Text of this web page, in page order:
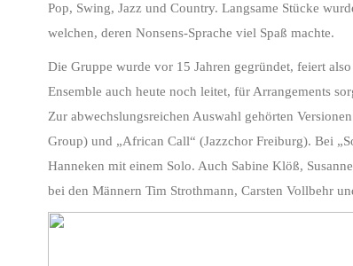
Pop, Swing, Jazz und Country. Langsame Stücke
welchen, deren Nonsens-Sprache viel Spaß machte.
Die Gruppe wurde vor 15 Jahren gegründet, feiert
Ensemble auch heute noch leitet, für Arrangements
Zur abwechslungsreichen Auswahl gehörten
Group) und „African Call“ (Jazzchor Freiburg). Bei
Hanneken mit einem Solo. Auch Sabine Klöß,
bei den Männern Tim Strothmann, Carsten Vollbehr